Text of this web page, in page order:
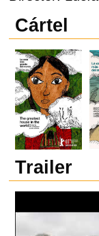
Cártel
Trailer